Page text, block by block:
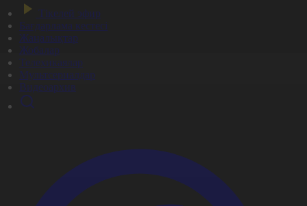
Тікелей эфир
Бағдарлама кестесі
Жаңалықтар
Жобалар
Телехикаялар
Мультсериалдар
Видеоархив